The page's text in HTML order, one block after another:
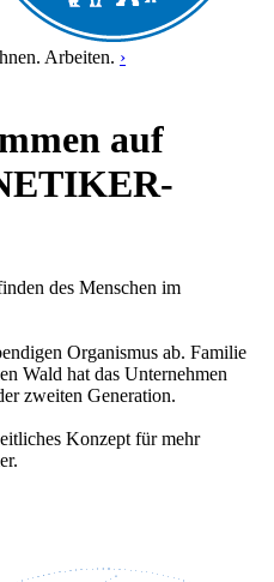
Arbeiten. ›
auf
des Menschen im
Organismus ab. Familie
Wald hat das Unternehmen
zweiten Generation.
Konzept für mehr